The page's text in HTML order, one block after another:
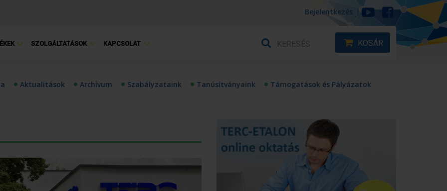
Bejelentkezés
SZOLGÁLTATÁSOK KAPCSOLAT KOSÁR
Aktualitások Archívum Szabályzataink Tanúsítványaink
Támogatások és Pályázatok